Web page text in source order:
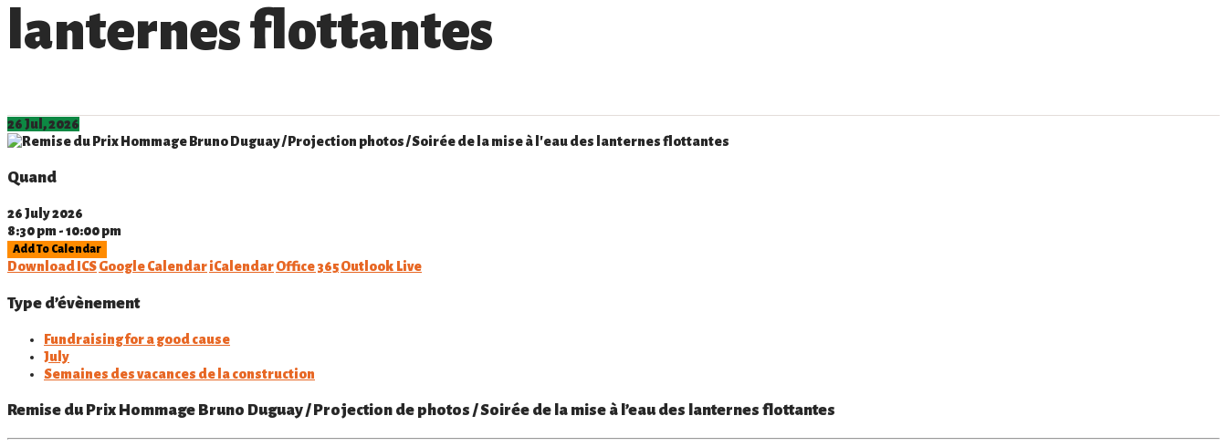
lanternes flottantes
26 Jul, 2026
Quand
26 July 2026
8:30 pm - 10:00 pm
Add To Calendar
Download ICSGoogle CalendariCalendarOffice 365Outlook Live
Type d’évènement
Fundraising for a good cause
July
Semaines des vacances de la construction
Remise du Prix Hommage Bruno Duguay / Projection de photos / Soirée de la mise à l’eau des lanternes flottantes